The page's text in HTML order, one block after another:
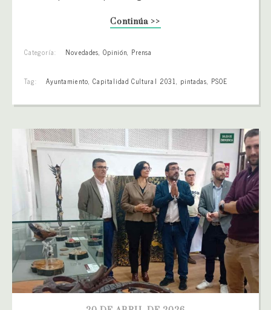
Continúa >>
Categoría: Novedades, Opinión, Prensa
Tag: Ayuntamiento, Capitalidad Cultural 2031, pintadas, PSOE